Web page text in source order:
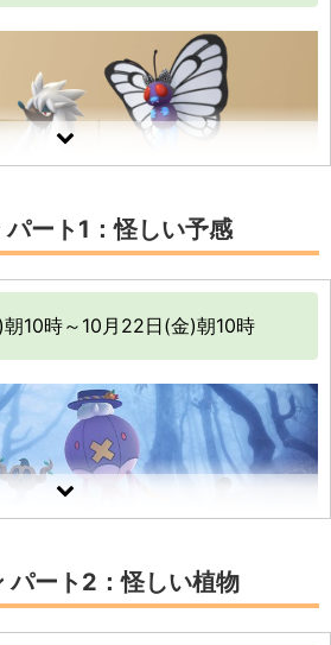
フーパ
チ」のタスクを達成して、「フー
ンス！
5日（日）昼11時～17時まで、全世
トが起こります。フーパと何か関
せん。
モンがそれぞれの時間帯に野
う」に引き寄せられる
12:00 13:00 – 14:00 15:00 – 16:00
ケモンについて、深く知る機会に
ーパ」についても何か解明できる
ウィークの詳細はこちら
トリミアン」や意外なポケモンた
ンウィークの詳細はこちら
ート1：怪しい予感
10時～10月22日(金)朝10時
ート2：怪しい植物